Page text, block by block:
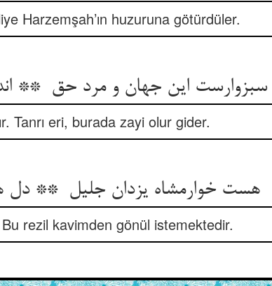
Harzemşah’ın huzuruna götürdüler.
سبزوارست این جهان و مرد حق ** اندرین جا ضایعست و ممتحق
Tanrı eri, burada zayi olur gider.
هست خوارمشاه یزدان جلیل ** دل همی خواهد ازین قوم رذیل
Bu rezil kavimden gönül istemektedir.